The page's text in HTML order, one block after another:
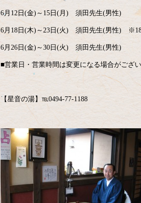
6月12日(金)～15日(月) 須田先生(男性)
6月18日(木)～23日(火) 須田先生(男性) ※18
6月26日(金)～30日(火) 須田先生(男性)
■営業日・営業時間は変更になる場合がござ
【星音の湯】℡0494-77-1188